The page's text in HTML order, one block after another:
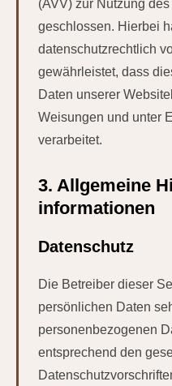
(AVV) zur Nutzung
geschlossen. Hierbei
datenschutzrechtlich
gewährleistet, dass
Daten unserer
Weisungen und unter
verarbeitet.
3. Allgemeine
informationen
Datenschutz
Die Betreiber dieser
persönlichen Daten
personenbezogenen
entsprechend den